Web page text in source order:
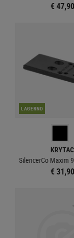
€ 47,90
LAGERND
KRYTAC
SilencerCo Maxim
€ 31,90